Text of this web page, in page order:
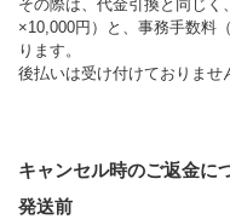
その際は、代金引換と同じ
×10,000円）と、事務手数料
ります。
後払いは受け付けておりませ
キャンセル時のご返金に
発送前